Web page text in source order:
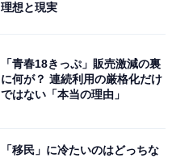
理想と現実
「青春18きっぷ」販売激減の裏
に何が？ 連続利用の厳格化だけ
ではない「本当の理由」
「移民」に冷たいのはどっちな